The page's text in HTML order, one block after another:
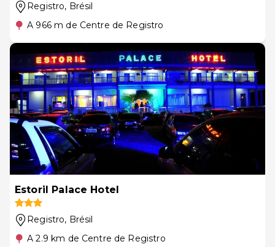
Registro, Brésil
A 966 m de Centre de Registro
Estoril Palace Hotel
Registro, Brésil
A 2.9 km de Centre de Registro